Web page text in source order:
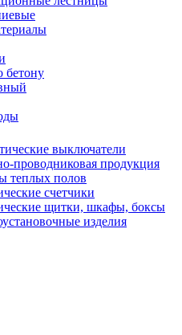
бетону
выключатели
проводниковая продукция
теплых полов
счетчики
щитки, шкафы, боксы
изделия